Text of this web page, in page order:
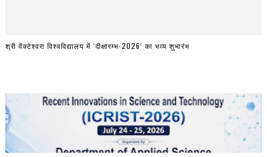
श्री वेंक्टेश्वरा विश्वविद्यालय में ‘दीक्षारम्भ-2026’ का भव्य शुभारंभ